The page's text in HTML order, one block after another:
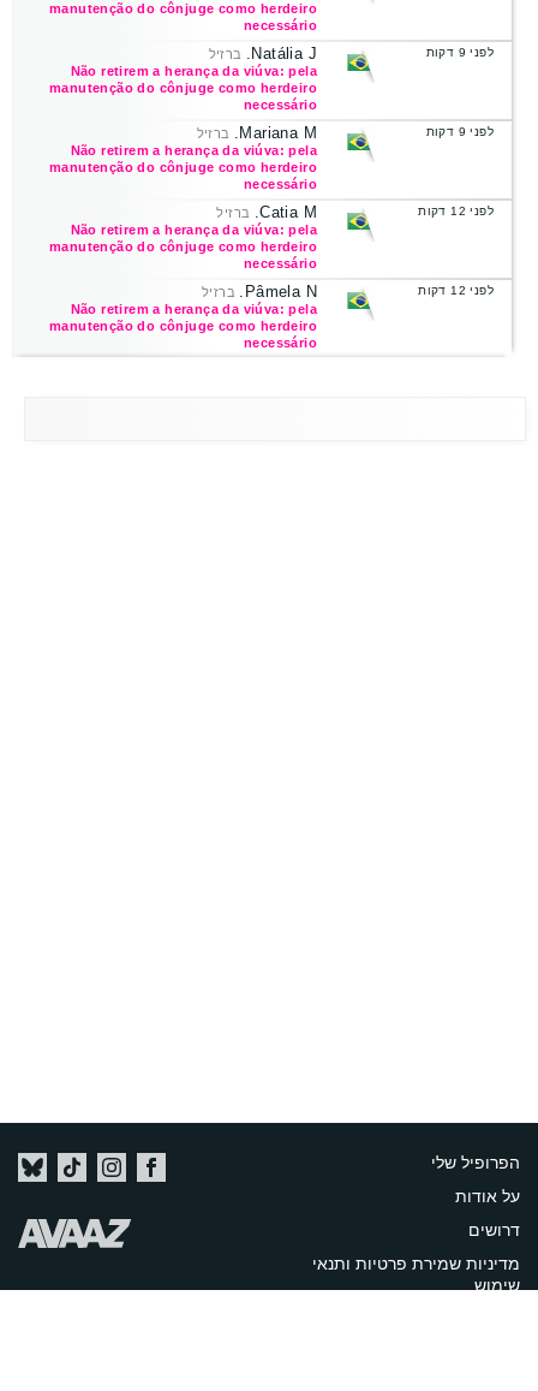
manutenção do cônjuge como herdeiro
necessário
לפני 9 דקות Natália J.
ברזיל
Não retirem a herança da viúva: pela
manutenção do cônjuge como herdeiro
necessário
לפני 9 דקות Mariana M.
ברזיל
Não retirem a herança da viúva: pela
manutenção do cônjuge como herdeiro
necessário
לפני 12 דקות Catia M.
ברזיל
Não retirem a herança da viúva: pela
manutenção do cônjuge como herdeiro
necessário
לפני 12 דקות Pâmela N.
ברזיל
Não retirem a herança da viúva: pela
manutenção do cônjuge como herdeiro
necessário
הפרופיל שלי
על אודות
דרושים
מדיניות שמירת פרטיות ותנאי
שימוש